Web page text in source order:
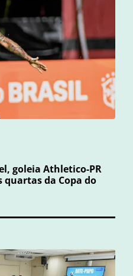
goleia Athletico-PR
quartas da Copa do